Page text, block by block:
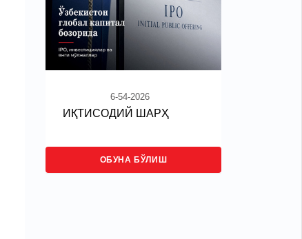
6-54-2026
ИҚТИСОДИЙ ШАРҲ
ОБУНА БЎЛИШ